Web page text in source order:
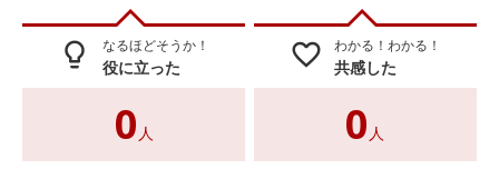
lightbulb_outline なるほどそうか！
役に立った
0 人
favorite_border わかる！わかる！
共感した
0 人